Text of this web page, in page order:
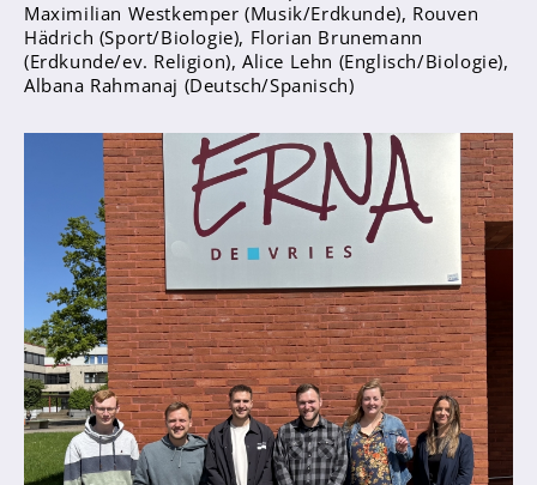
Sporthelfer*innen
Sanitätsdienst
Eltern
Förderverein
Elternvertreter*innen
Mitarbeiter*innen
Sekretär*innen
Hausmeister
Lehrer*innen Ausbildung
Praktika und Praxissemester
Referendariat
Maximilian Westkemper (Musik/Erdkunde), Rouven
Hädrich (Sport/Biologie), Florian Brunemann
(Erdkunde/ev. Religion), Alice Lehn (Englisch/Biologie),
Albana Rahmanaj (Deutsch/Spanisch)